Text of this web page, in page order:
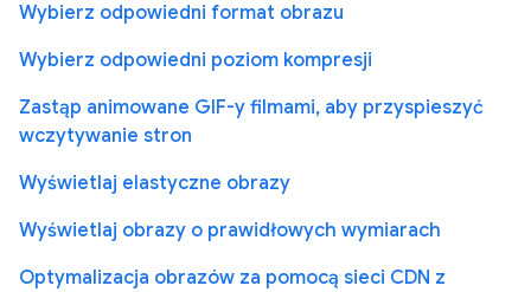
Wybierz odpowiedni format obrazu
Wybierz odpowiedni poziom kompresji
Zastąp animowane GIF-y filmami, aby przyspieszyć
wczytywanie stron
Wyświetlaj elastyczne obrazy
Wyświetlaj obrazy o prawidłowych wymiarach
Optymalizacja obrazów za pomocą sieci CDN z